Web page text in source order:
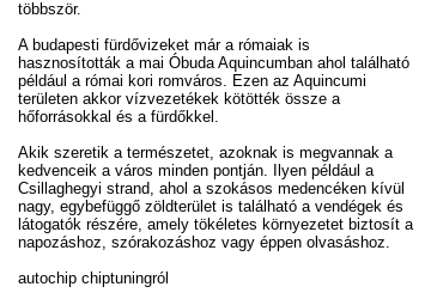
többször.
A budapesti fürdővizeket már a rómaiak is
hasznosították a mai Óbuda Aquincumban ahol található
például a római kori romváros. Ezen az Aquincumi
területen akkor vízvezetékek kötötték össze a
hőforrásokkal és a fürdőkkel.
Akik szeretik a természetet, azoknak is megvannak a
kedvenceik a város minden pontján. Ilyen például a
Csillaghegyi strand, ahol a szokásos medencéken kívül
nagy, egybefüggő zöldterület is található a vendégek és
látogatók részére, amely tökéletes környezetet biztosít a
napozáshoz, szórakozáshoz vagy éppen olvasáshoz.
autochip chiptuningról